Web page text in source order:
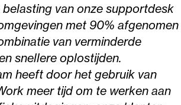
belasting van onze supportdesk
met 90% afgenomen
van verminderde
snellere oplostijden.
heeft door het gebruik van
meer tijd om te werken aan